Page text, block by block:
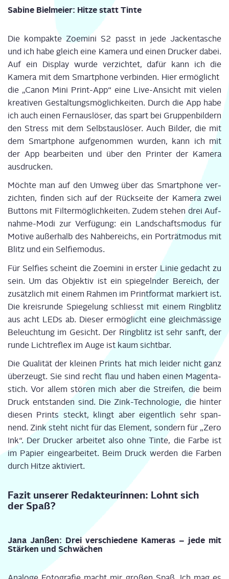
Sabi­ne Biel­mei­er: Hit­ze statt Tinte
Die kom­pak­te Zoe­mi­ni S2 passt in jede Jacken­ta­sche
und ich habe gleich eine Kame­ra und einen Dru­cker dabei.
Auf ein Dis­play wur­de ver­zich­tet, dafür kann ich die
Kame­ra mit dem Smart­phone ver­bin­den. Hier ermög­licht
die „Canon Mini Print-App“ eine Live-Ansicht mit vie­len
krea­ti­ven Gestal­tungs­mög­lich­kei­ten. Durch die App habe
ich auch einen Fern­aus­lö­ser, das spart bei Grup­pen­bil­dern
den Stress mit dem Selbst­aus­lö­ser. Auch Bil­der, die mit
dem Smart­phone auf­ge­nom­men wur­den, kann ich mit
der App bear­bei­ten und über den Prin­ter der Kame­ra
ausdrucken.
Möch­te man auf den Umweg über das Smart­phone ver­
zich­ten, fin­den sich auf der Rück­sei­te der Kame­ra zwei
But­tons mit Fil­ter­mög­lich­kei­ten. Zudem ste­hen drei Auf­
nah­me-Modi zur Ver­fü­gung: ein Land­schafts­mo­dus für
Moti­ve außer­halb des Nah­be­reichs, ein Por­trät­mo­dus mit
Blitz und ein Selfiemodus.
Für Sel­fies scheint die Zoe­mi­ni in ers­ter Linie gedacht zu
sein. Um das Objek­tiv ist ein spie­geln­der Bereich, der
zusätz­lich mit einem Rah­men im Print­for­mat mar­kiert ist.
Die kreis­run­de Spie­ge­lung schliesst mit einem Ring­blitz
aus acht LEDs ab. Die­ser ermög­licht eine gleich­mäs­si­ge
Beleuch­tung im Gesicht. Der Ring­blitz ist sehr sanft, der
run­de Licht­re­flex im Auge ist kaum sichtbar.
Die Qua­li­tät der klei­nen Prints hat mich lei­der nicht ganz
über­zeugt. Sie sind recht flau und haben einen Magen­ta­
stich. Vor allem stö­ren mich aber die Strei­fen, die beim
Druck ent­stan­den sind. Die Zink-Tech­no­lo­gie, die hin­ter
die­sen Prints steckt, klingt aber eigent­lich sehr span­
nend. Zink steht nicht für das Ele­ment, son­dern für „Zero
Ink“. Der Dru­cker arbei­tet also ohne Tin­te, die Far­be ist
im Papier ein­ge­ar­bei­tet. Beim Druck wer­den die Far­ben
durch Hit­ze aktiviert.
Fazit unse­rer Redak­teu­rin­nen: Lohnt sich
der Spaß?
Jana Jan­ßen: Drei ver­schie­de­ne Kame­ras – jede mit
Stär­ken und Schwächen